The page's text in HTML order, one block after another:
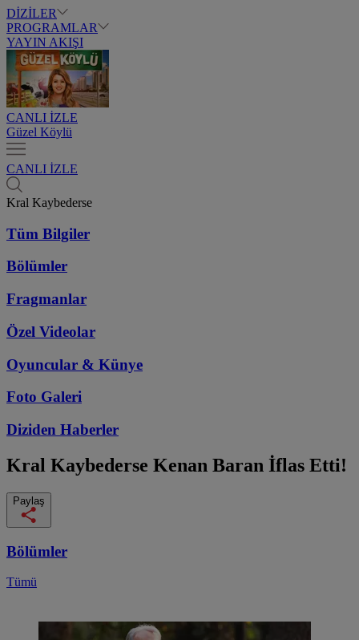
DİZİLER
PROGRAMLAR
YAYIN AKIŞI
CANLI İZLE
Güzel Köylü
CANLI İZLE
Kral Kaybederse
Tüm Bilgiler
Bölümler
Fragmanlar
Özel Videolar
Oyuncular & Künye
Foto Galeri
Diziden Haberler
Kral Kaybederse Kenan Baran İflas Etti!
Paylaş
Bölümler
Tümü